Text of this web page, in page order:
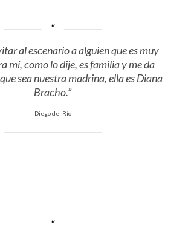
al escenario a alguien que es muy
mí, como lo dije, es familia y me da
sea nuestra madrina, ella es Diana
Bracho.”
Diego del Río